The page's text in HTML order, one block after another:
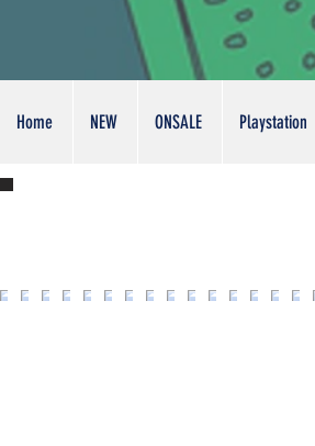
Home NEW ONSALE Playstation